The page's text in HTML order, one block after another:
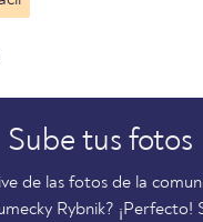
Sube tus fotos
de las fotos de la
Rybnik? ¡Perfecto!